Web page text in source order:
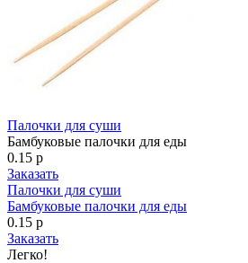
Палочки для суши
Бамбуковые палочки для еды
0.15 р
Заказать
Палочки для суши
Бамбуковые палочки для еды
0.15 р
Заказать
Легко!